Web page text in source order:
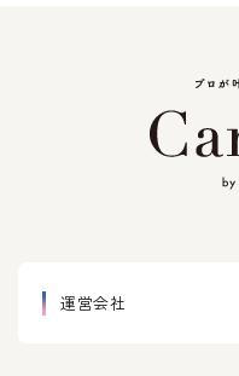
運営会社